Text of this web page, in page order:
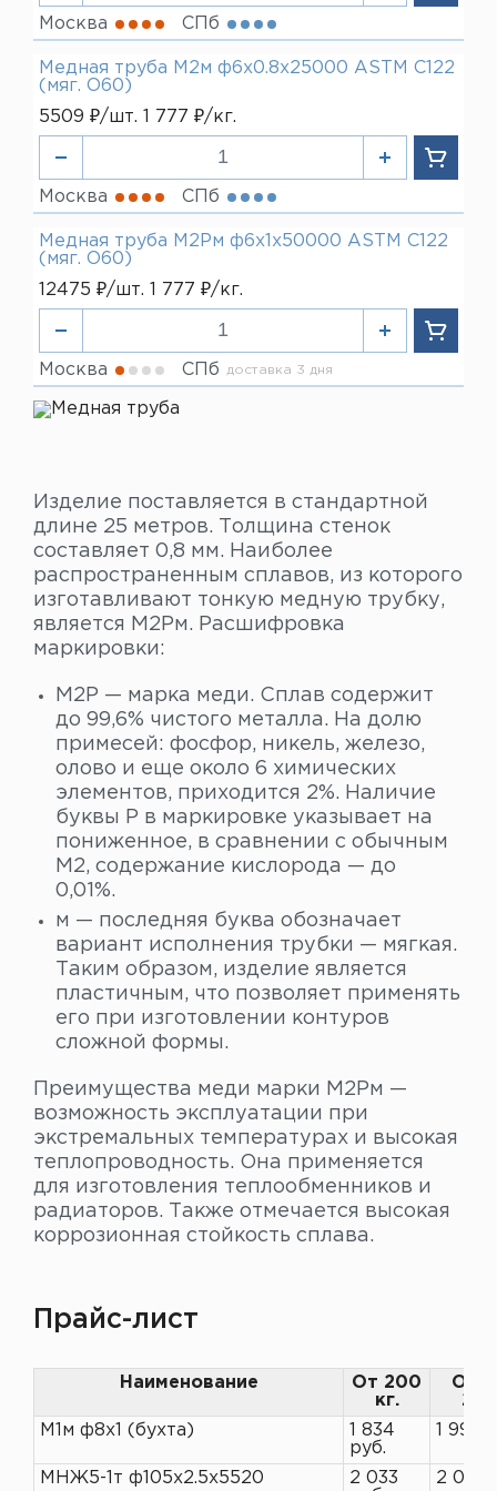
Москва СПб
Медная труба М2м ф6х0.8х25000 ASTM C122
(мяг. O60)
5509 ₽/шт. 1 777 ₽/кг.
Москва СПб
Медная труба М2Рм ф6х1х50000 ASTM C122
(мяг. O60)
12475 ₽/шт. 1 777 ₽/кг.
Москва СПб доставка 3 дня
Изделие поставляется в стандартной
длине 25 метров. Толщина стенок
составляет 0,8 мм. Наиболее
распространенным сплавов, из которого
изготавливают тонкую медную трубку,
является М2Рм. Расшифровка
маркировки:
М2Р — марка меди. Сплав содержит
до 99,6% чистого металла. На долю
примесей: фосфор, никель, железо,
олово и еще около 6 химических
элементов, приходится 2%. Наличие
буквы Р в маркировке указывает на
пониженное, в сравнении с обычным
М2, содержание кислорода — до
0,01%.
м — последняя буква обозначает
вариант исполнения трубки — мягкая.
Таким образом, изделие является
пластичным, что позволяет применять
его при изготовлении контуров
сложной формы.
Преимущества меди марки М2Рм —
возможность эксплуатации при
экстремальных температурах и высокая
теплопроводность. Она применяется
для изготовления теплообменников и
радиаторов. Также отмечается высокая
коррозионная стойкость сплава.
Прайс-лист
Наименование
От 200
кг.
От
М1м ф8х1 (бухта)
1 834
руб.
1 993
МНЖ5-1т ф105х2.5х5520
2 033
2 090